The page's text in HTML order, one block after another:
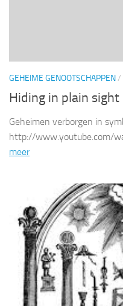
GEHEIME GENOOTSCHAPPEN/
Hiding in plain sight
Geheimen verborgen in
http://www.youtube.com/
meer